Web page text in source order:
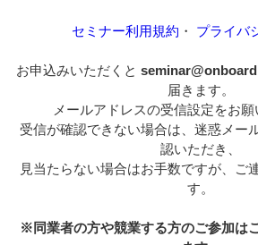
セミナー利用規約 ・ プライバ
お申込みいただくと
届きます。
メールアドレスの受信設定をお願
受信が確認できない場合は、迷惑メー
認いただき、
見当たらない場合はお手数ですが、ご
す。
※同業者の方や競業する方のご参加は